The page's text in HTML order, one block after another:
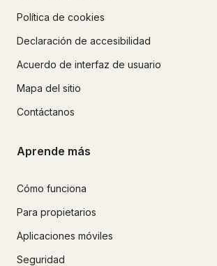
Política de cookies
Declaración de accesibilidad
Acuerdo de interfaz de usuario
Mapa del sitio
Contáctanos
Aprende más
Cómo funciona
Para propietarios
Aplicaciones móviles
Seguridad